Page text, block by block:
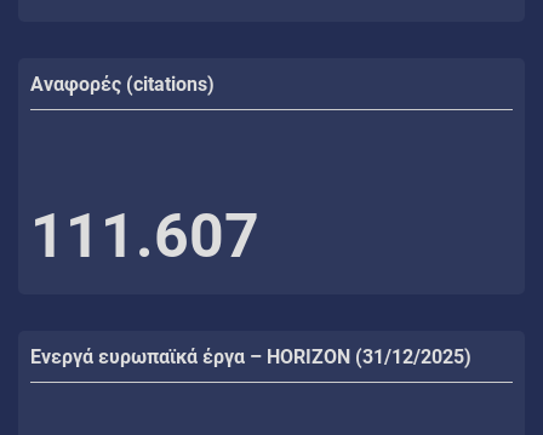
Αναφορές (citations)
111.607
Ενεργά ευρωπαϊκά έργα – HORIZON (31/12/2025)